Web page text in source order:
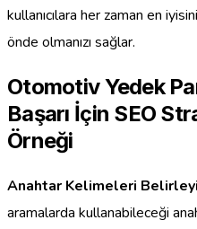
kullanıcılara her zaman en
önde olmanızı sağlar.
Otomotiv Yedek
Başarı İçin SEO
Örneği
Anahtar Kelimeleri
aramalarda kullanabileceği